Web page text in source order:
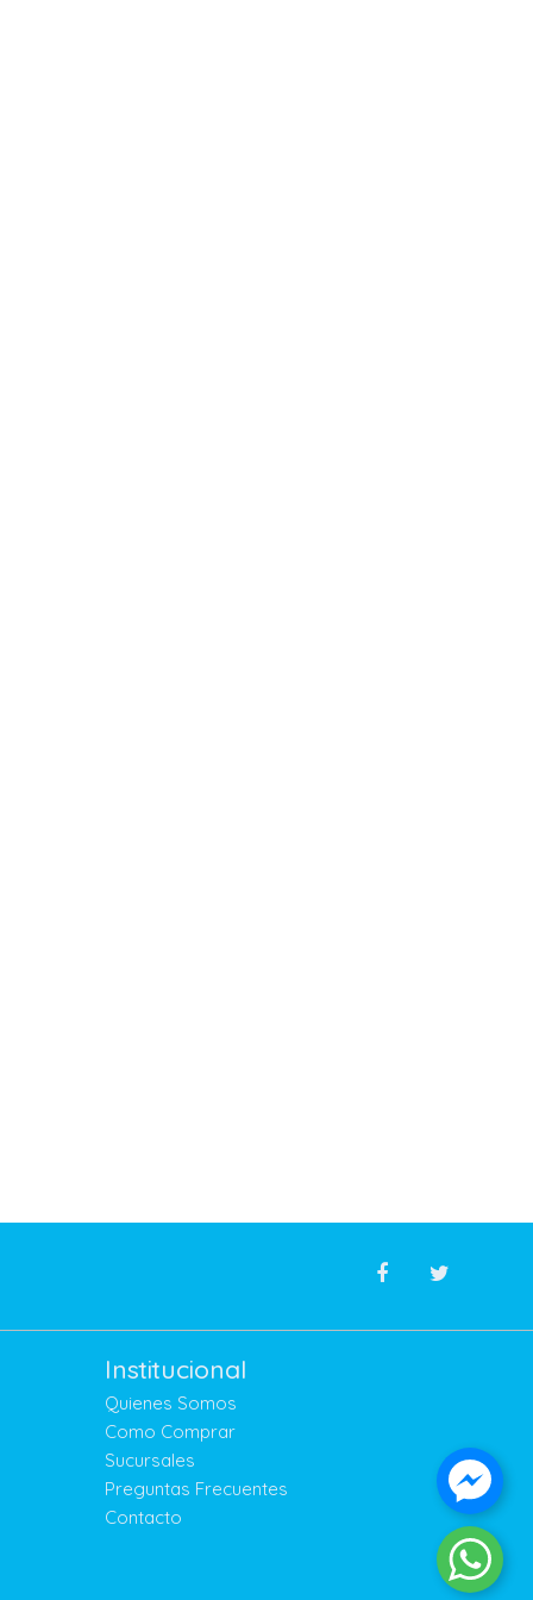
Institucional
Quienes Somos
Como Comprar
Sucursales
Preguntas Frecuentes
Contacto